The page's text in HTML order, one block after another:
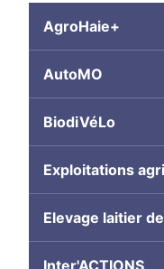
AgroHaie+
AutoMO
BiodiVéLo
Exploitations
Elevage laitier
Inter'ACTIONS